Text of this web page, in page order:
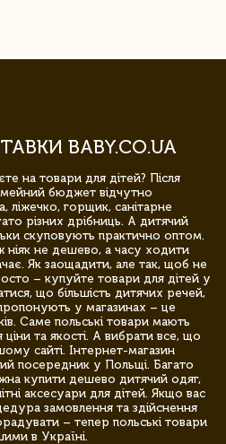
BABY.CO.UA
на товари для дітей? Після
бюджет відчутно
ліжечко, горщик, санітарне
різних дрібниць. А дитячий
скуповують практично оптом.
ніяк не дешево, а часу ходити
Як заощадити, але так, щоб не
– купуйте товари для дітей у
що більшість дитячих речей,
у магазинах – це
Саме польські товари мають
та якості. А вибрати все, що
сайті. Інтернет-магазин
посередник у Польщі. Багато
купити дешево дитячий одяг,
аксесуари для дітей. Якщо вас
замовлення та здійснення
– тепер польські товари
в Україні.